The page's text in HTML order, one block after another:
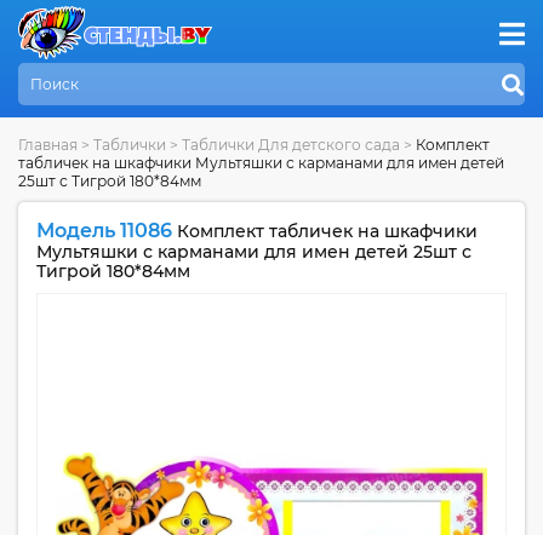
Главная > Таблички > Таблички Для детского сада > Комплект
табличек на шкафчики Мультяшки с карманами для имен детей
25шт с Тигрой 180*84мм
Модель 11086 Комплект табличек на шкафчики
Мультяшки с карманами для имен детей 25шт с
Тигрой 180*84мм